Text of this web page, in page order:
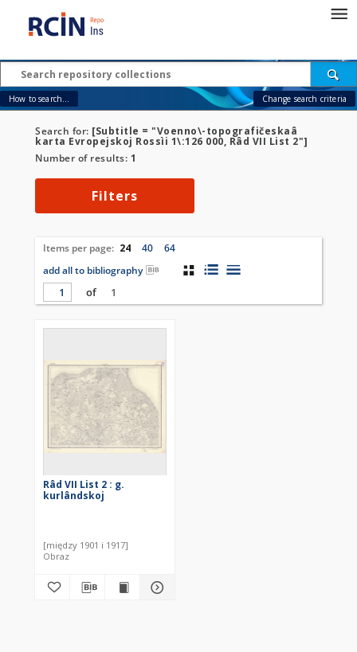
How to search... Change search criteria
Search for: [Subtitle = "Voenno\-topografičeskaâ
karta Evropejskoj Rossìi 1\:126 000, Râd VII List 2"]
Number of results: 1
Filters
Items per page: 24 40
64
add all to bibliography
of
1
Râd VII List 2 : g.
kurlândskoj
[między 1901 i 1917]
Obraz